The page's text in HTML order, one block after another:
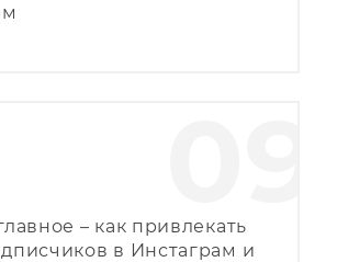
– как привлекать
в Инстаграм и